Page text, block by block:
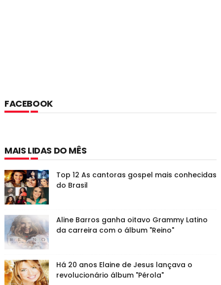
FACEBOOK
MAIS LIDAS DO MÊS
Top 12 As cantoras gospel mais conhecidas
do Brasil
Aline Barros ganha oitavo Grammy Latino
da carreira com o álbum "Reino"
Há 20 anos Elaine de Jesus lançava o
revolucionário álbum "Pérola"